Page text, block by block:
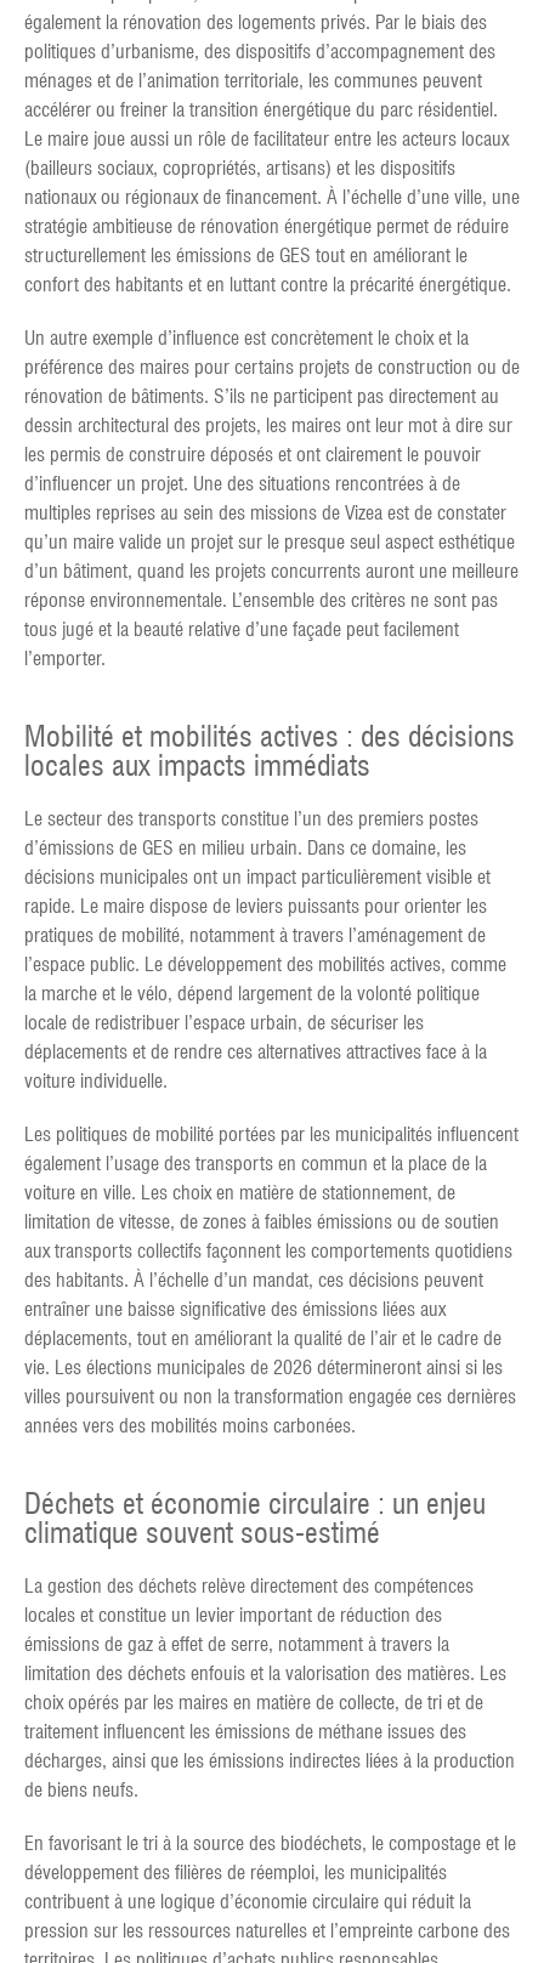
également la rénovation des logements privés. Par le biais des
politiques d’urbanisme, des dispositifs d’accompagnement des
ménages et de l’animation territoriale, les communes peuvent
accélérer ou freiner la transition énergétique du parc résidentiel.
Le maire joue aussi un rôle de facilitateur entre les acteurs locaux
(bailleurs sociaux, copropriétés, artisans) et les dispositifs
nationaux ou régionaux de financement. À l’échelle d’une ville, une
stratégie ambitieuse de rénovation énergétique permet de réduire
structurellement les émissions de GES tout en améliorant le
confort des habitants et en luttant contre la précarité énergétique.
Un autre exemple d’influence est concrètement le choix et la
préférence des maires pour certains projets de construction ou de
rénovation de bâtiments. S’ils ne participent pas directement au
dessin architectural des projets, les maires ont leur mot à dire sur
les permis de construire déposés et ont clairement le pouvoir
d’influencer un projet. Une des situations rencontrées à de
multiples reprises au sein des missions de Vizea est de constater
qu’un maire valide un projet sur le presque seul aspect esthétique
d’un bâtiment, quand les projets concurrents auront une meilleure
réponse environnementale. L’ensemble des critères ne sont pas
tous jugé et la beauté relative d’une façade peut facilement
l’emporter.
Mobilité et mobilités actives : des décisions
locales aux impacts immédiats
Le secteur des transports constitue l’un des premiers postes
d’émissions de GES en milieu urbain. Dans ce domaine, les
décisions municipales ont un impact particulièrement visible et
rapide. Le maire dispose de leviers puissants pour orienter les
pratiques de mobilité, notamment à travers l’aménagement de
l’espace public. Le développement des mobilités actives, comme
la marche et le vélo, dépend largement de la volonté politique
locale de redistribuer l’espace urbain, de sécuriser les
déplacements et de rendre ces alternatives attractives face à la
voiture individuelle.
Les politiques de mobilité portées par les municipalités influencent
également l’usage des transports en commun et la place de la
voiture en ville. Les choix en matière de stationnement, de
limitation de vitesse, de zones à faibles émissions ou de soutien
aux transports collectifs façonnent les comportements quotidiens
des habitants. À l’échelle d’un mandat, ces décisions peuvent
entraîner une baisse significative des émissions liées aux
déplacements, tout en améliorant la qualité de l’air et le cadre de
vie. Les élections municipales de 2026 détermineront ainsi si les
villes poursuivent ou non la transformation engagée ces dernières
années vers des mobilités moins carbonées.
Déchets et économie circulaire : un enjeu
climatique souvent sous-estimé
La gestion des déchets relève directement des compétences
locales et constitue un levier important de réduction des
émissions de gaz à effet de serre, notamment à travers la
limitation des déchets enfouis et la valorisation des matières. Les
choix opérés par les maires en matière de collecte, de tri et de
traitement influencent les émissions de méthane issues des
décharges, ainsi que les émissions indirectes liées à la production
de biens neufs.
En favorisant le tri à la source des biodéchets, le compostage et le
développement des filières de réemploi, les municipalités
contribuent à une logique d’économie circulaire qui réduit la
pression sur les ressources naturelles et l’empreinte carbone des